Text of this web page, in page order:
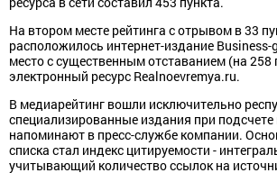
На втором месте рейтинга с отрывом в 33
расположилось интернет-издание Business-
место с существенным отставанием (на 258
электронный ресурс Realnoevremya.ru.
В медиарейтинг вошли исключительно
специализированные издания при
напоминают в пресс-службе компании.
списка стал индекс цитируемости -
учитывающий количество ссылок на